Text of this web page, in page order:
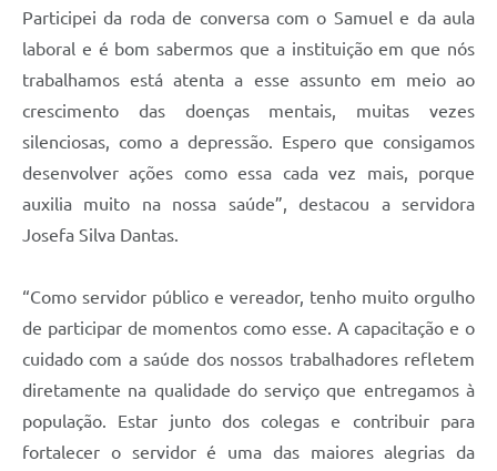
Participei da roda de conversa com o Samuel e da aula
laboral e é bom sabermos que a instituição em que nós
trabalhamos está atenta a esse assunto em meio ao
crescimento das doenças mentais, muitas vezes
silenciosas, como a depressão. Espero que consigamos
desenvolver ações como essa cada vez mais, porque
auxilia muito na nossa saúde”, destacou a servidora
Josefa Silva Dantas.
“Como servidor público e vereador, tenho muito orgulho
de participar de momentos como esse. A capacitação e o
cuidado com a saúde dos nossos trabalhadores refletem
diretamente na qualidade do serviço que entregamos à
população. Estar junto dos colegas e contribuir para
fortalecer o servidor é uma das maiores alegrias da